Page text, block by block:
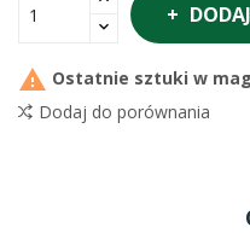
 Ostatnie sztuki w
Dodaj do porównania